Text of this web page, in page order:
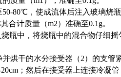
80℃，使成流体后注入玻璃烧瓶
合计质量（m2）准确至0.1g。
瓶中，将烧瓶中的混合物仔细
烘干的水分接受器（2）的支管
；然后在接受器上连接冷凝